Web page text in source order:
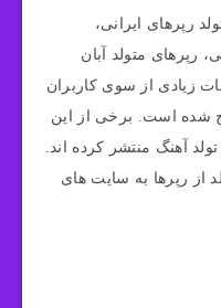
رپرهای ایرانی،
رپرهای متولد آبان
زیادی از سوی کاربران
شده است. برخی از این
آهنگ منتشر کرده اند.
از رپرها به سایت های